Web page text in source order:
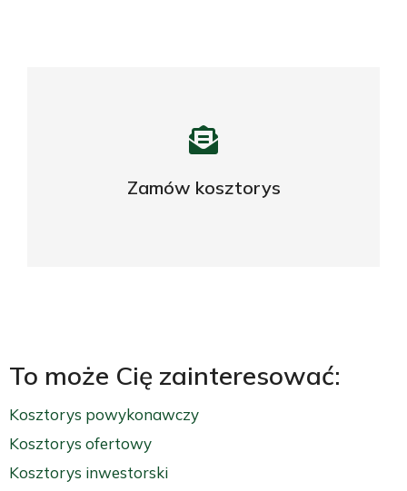
Zamów kosztorys
Potrzebujesz profesjonalnego
kosztorysu?
To może Cię zainteresować:
Kosztorys powykonawczy
Kosztorys ofertowy
Kosztorys inwestorski